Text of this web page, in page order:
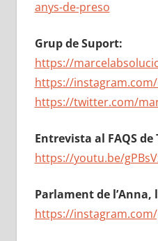
anys-de-preso
Grup de Suport:
https://
https://
https://twitter.com/
Entrevista al FAQS de
https://youtu.be/
Parlament de l’Anna,
https://instagram.com/